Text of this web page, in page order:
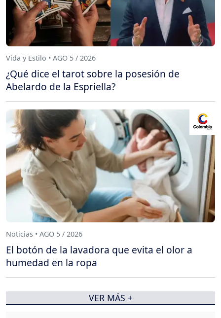
Vida y Estilo • AGO 5 / 2026
¿Qué dice el tarot sobre la posesión de
Abelardo de la Espriella?
Noticias • AGO 5 / 2026
El botón de la lavadora que evita el olor a
humedad en la ropa
VER MÁS +